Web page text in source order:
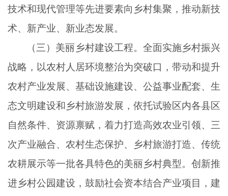
技术和现代管理等先进要素向乡村集聚，推动新技
术、新产业、新业态发展。
（三）美丽乡村建设工程。全面实施乡村振兴
战略，以农村人居环境整治为突破口，带动和提升
农村产业发展、基础设施建设、公益事业配套、生
态文明建设和乡村旅游发展，依托试验区内各县区
自然条件、资源禀赋，着力打造高效农业引领、三
次产业融合、农村生态保护、乡村旅游打造、传统
农耕展示等一批各具特色的美丽乡村典型。创新推
进乡村公园建设，鼓励社会资本结合产业项目，建